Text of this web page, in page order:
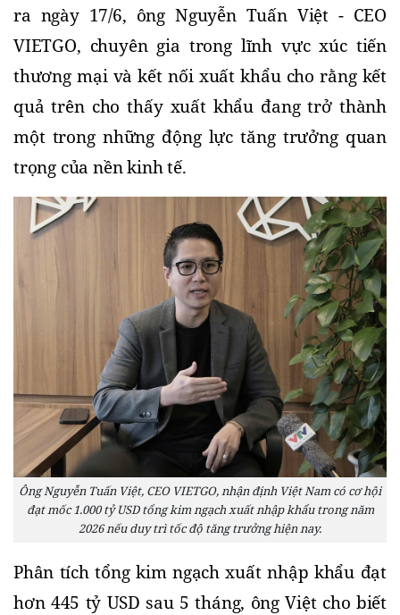
ra ngày 17/6, ông Nguyễn Tuấn Việt - CEO
VIETGO, chuyên gia trong lĩnh vực xúc tiến
thương mại và kết nối xuất khẩu cho rằng kết
quả trên cho thấy xuất khẩu đang trở thành
một trong những động lực tăng trưởng quan
trọng của nền kinh tế.
Ông Nguyễn Tuấn Việt, CEO VIETGO, nhận định Việt Nam có cơ hội
đạt mốc 1.000 tỷ USD tổng kim ngạch xuất nhập khẩu trong năm
2026 nếu duy trì tốc độ tăng trưởng hiện nay.
Phân tích tổng kim ngạch xuất nhập khẩu đạt
hơn 445 tỷ USD sau 5 tháng, ông Việt cho biết